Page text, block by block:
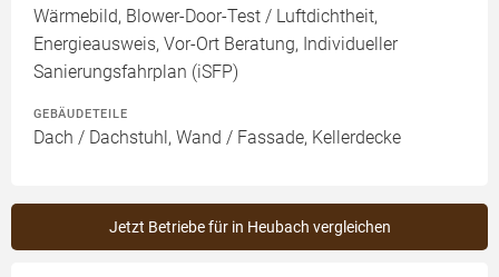
Wärmebild, Blower-Door-Test / Luftdichtheit,
Energieausweis, Vor-Ort Beratung, Individueller
Sanierungsfahrplan (iSFP)
GEBÄUDETEILE
Dach / Dachstuhl, Wand / Fassade, Kellerdecke
Jetzt Betriebe für in Heubach vergleichen